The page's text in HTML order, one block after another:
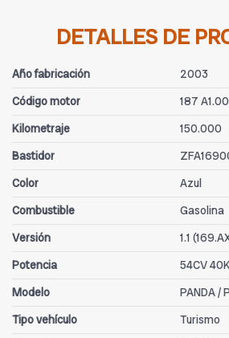
DETALLES DE
Año fabricación
2003
Código motor
187
Kilometraje
150.000
Bastidor
Color
Azul
Combustible
Gasolina
Versión
1.1
Potencia
54CV
Modelo
PANDA /
Tipo vehículo
Turismo